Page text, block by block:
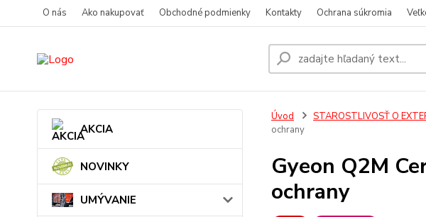
O nás Ako nakupovať Obchodné podmienky Kontakty Ochrana súkromia
AKCIA
NOVINKY
UMÝVANIE
Úvod STAROSTLIVOSŤ O
ochrany
Gyeon Q2M
ochrany